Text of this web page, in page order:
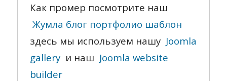
Как промер посмотрите наш
Жумла блог портфолио шаблон
здесь мы используем нашу Joomla
gallery и наш Joomla website
builder